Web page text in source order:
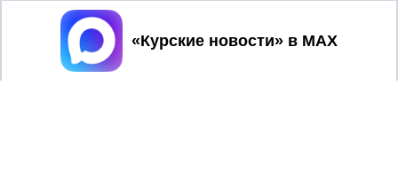
Принять